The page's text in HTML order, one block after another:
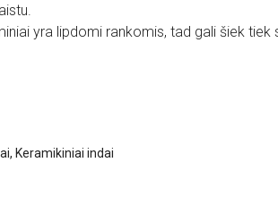
yra lipdomi rankomis, tad gali šiek tiek
, Keramikiniai indai